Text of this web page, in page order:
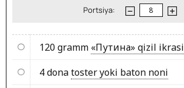
Portsiya:
120 gramm «Путина» qizil ikrasi
4 donatoster yoki baton noni